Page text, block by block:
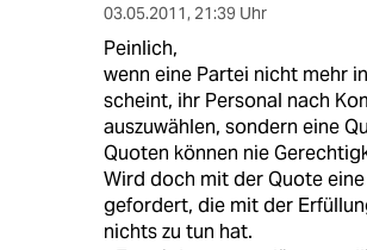
03.05.2011, 21:39 Uhr
Peinlich,
wenn eine Partei nicht mehr
scheint, ihr Personal nach
auszuwählen, sondern eine
Quoten können nie
Wird doch mit der Quote
gefordert, die mit der
nichts zu tun hat.